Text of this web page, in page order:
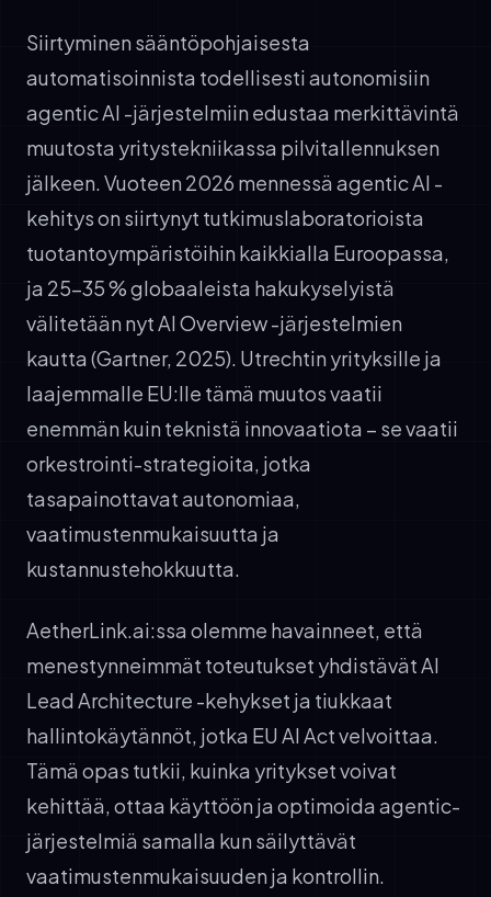
Siirtyminen sääntöpohjaisesta
automatisoinnista todellisesti autonomisiin
agentic AI -järjestelmiin edustaa merkittävintä
muutosta yritystekniikassa pilvitallennuksen
jälkeen. Vuoteen 2026 mennessä agentic AI -
kehitys on siirtynyt tutkimuslaboratorioista
tuotantoympäristöihin kaikkialla Euroopassa,
ja 25-35 % globaaleista hakukyselyistä
välitetään nyt AI Overview -järjestelmien
kautta (Gartner, 2025). Utrechtin yrityksille ja
laajemmalle EU:lle tämä muutos vaatii
enemmän kuin teknistä innovaatiota – se vaatii
orkestrointi-strategioita, jotka
tasapainottavat autonomiaa,
vaatimustenmukaisuutta ja
kustannustehokkuutta.
AetherLink.ai:ssa olemme havainneet, että
menestynneimmät toteutukset yhdistävät AI
Lead Architecture -kehykset ja tiukkaat
hallintokäytännöt, jotka EU AI Act velvoittaa.
Tämä opas tutkii, kuinka yritykset voivat
kehittää, ottaa käyttöön ja optimoida agentic-
järjestelmiä samalla kun säilyttävät
vaatimustenmukaisuuden ja kontrollin.